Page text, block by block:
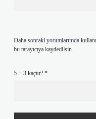
Daha sonraki yorumlarımda
bu tarayıcıya kaydedilsin.
5 + 3 kaçtır? *